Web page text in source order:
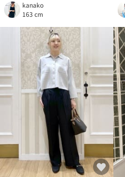
kanako
163 cm